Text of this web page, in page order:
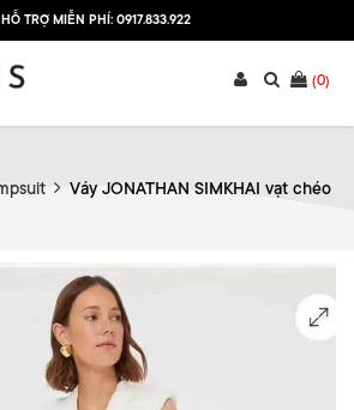
HỖ TRỢ MIỄN PHÍ: 0917.833.922
(0)
Váy JONATHAN SIMKHAI vạt chéo